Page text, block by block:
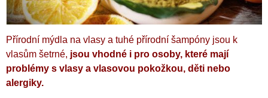
Přírodní mýdla na vlasy a tuhé přírodní šampóny jsou k
vlasům šetrné, jsou vhodné i pro osoby, které mají
problémy s vlasy a vlasovou pokožkou, děti nebo
alergiky.